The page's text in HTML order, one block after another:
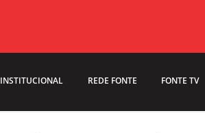
INSTITUCIONAL REDE FONTE FONTE TV